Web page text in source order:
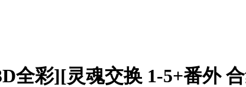
全彩][灵魂交换 1-5+番外